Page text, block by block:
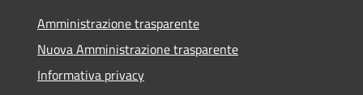
Amministrazione trasparente
Nuova Amministrazione trasparente
Informativa privacy